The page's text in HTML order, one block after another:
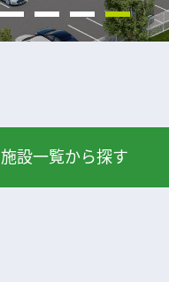
施設一覧から探す